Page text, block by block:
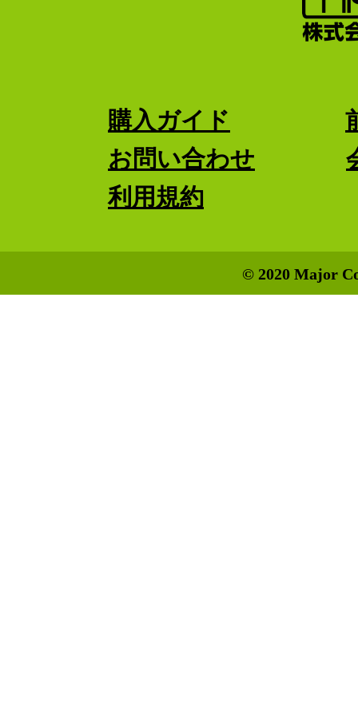
購入ガイド
お問い合わせ
利用規約
© 2020 Major